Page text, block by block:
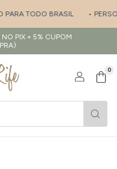
PARA TODO BRASIL •
PIX + 5% CUPOM
0